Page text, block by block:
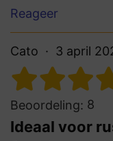
Reageer
Cato 3 april
Beoordeling: 8
Ideaal voor